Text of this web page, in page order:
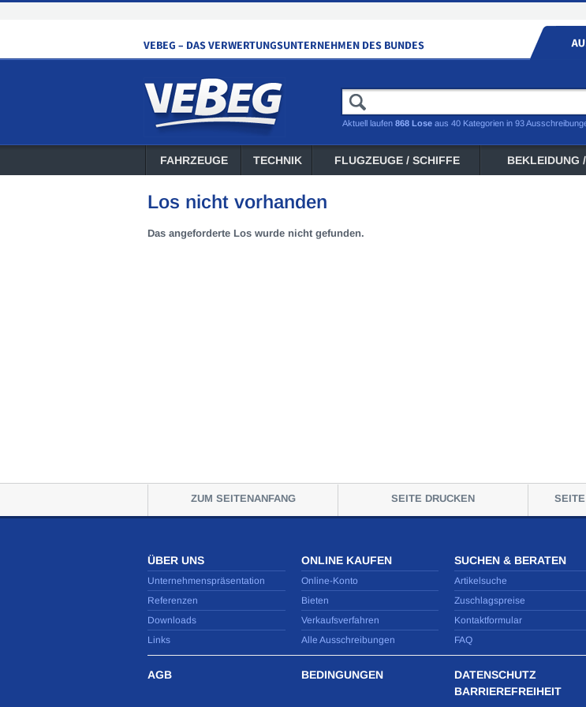
Aktuell laufen 868 Lose aus 40 Kategorien in 93
FAHRZEUGE TECHNIK FLUGZEUGE / SCHIFFE BEKLEIDUNG
Los nicht vorhanden
Das angeforderte Los wurde nicht gefunden.
ZUM SEITENANFANG SEITE DRUCKEN
ÜBER UNS
Unternehmenspräsentation
Referenzen
Downloads
Links
ONLINE KAUFEN
Online-Konto
Bieten
Verkaufsverfahren
Alle Ausschreibungen
SUCHEN & BERATEN
Artikelsuche
Zuschlagspreise
Kontaktformular
FAQ
AGB BEDINGUNGEN
DATENSCHUTZ
BARRIEREFREIHEIT